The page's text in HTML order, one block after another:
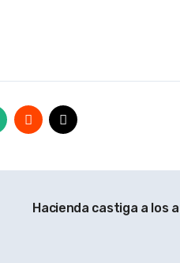
Hacienda castiga a los